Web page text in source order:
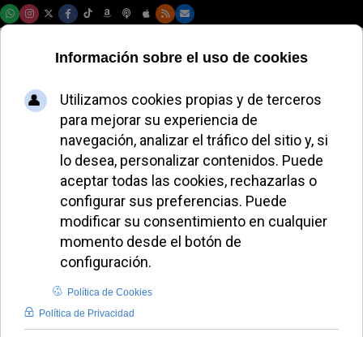
El Padre Lanzetta
denuncia que el
Vaticano minimiza
el papel salvador de
la Virgen María